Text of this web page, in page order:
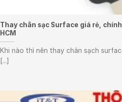
Thay chân sạc Surface giá rẻ,
HCM
Khi nào thì nên thay chân sạch
[...]